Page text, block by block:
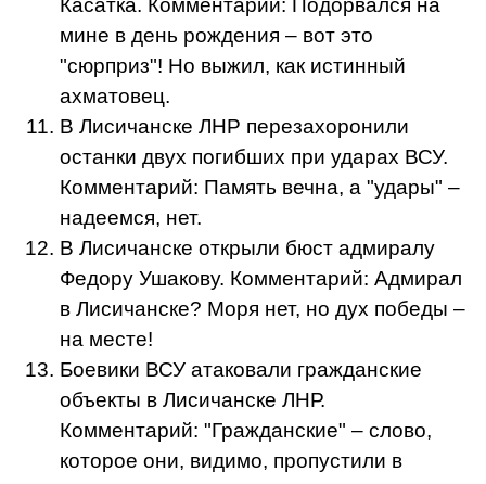
Касатка. Комментарий: Подорвался на
мине в день рождения – вот это
"сюрприз"! Но выжил, как истинный
ахматовец.
В Лисичанске ЛНР перезахоронили
останки двух погибших при ударах ВСУ.
Комментарий: Память вечна, а "удары" –
надеемся, нет.
В Лисичанске открыли бюст адмиралу
Федору Ушакову. Комментарий: Адмирал
в Лисичанске? Моря нет, но дух победы –
на месте!
Боевики ВСУ атаковали гражданские
объекты в Лисичанске ЛНР.
Комментарий: "Гражданские" – слово,
которое они, видимо, пропустили в